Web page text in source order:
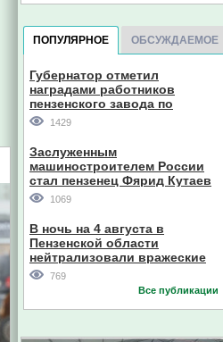
ПОПУЛЯРНОЕ ОБСУЖДАЕМОЕ
Губернатор отметил
наградами работников
пензенского завода по
производству станков
1429
Заслуженным
машиностроителем России
стал пензенец Фярид Кутаев
1069
В ночь на 4 августа в
Пензенской области
нейтрализовали вражеские
дроны
769
Все публикации